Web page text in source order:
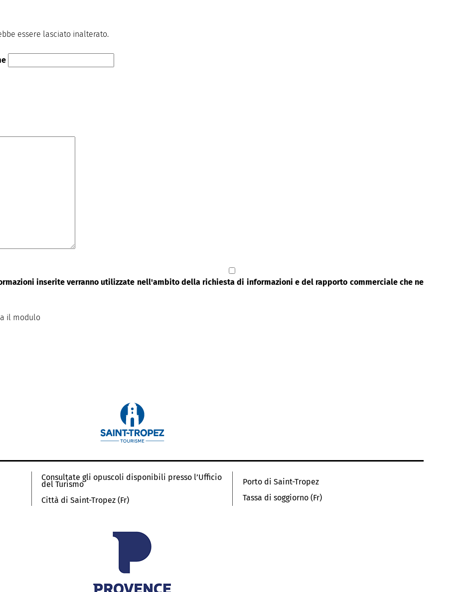
essere lasciato inalterato.
inserite verranno utilizzate nell'ambito della richiesta di informazioni e del rapporto commerciale che ne
il modulo
Consultate gli opuscoli disponibili presso l’Ufficio
del Turismo
Città di Saint-Tropez (Fr)
Porto di Saint-Tropez
Tassa di soggiorno (Fr)